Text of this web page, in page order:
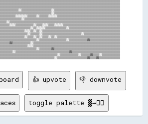
👍 upvote 👎 downvote
toggle palette ▓→✊🏽